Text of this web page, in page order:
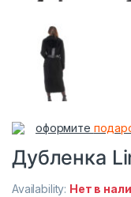
оформите
Дубленка
Availability: Нет в